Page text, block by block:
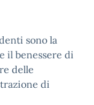
sono la
il benessere di
delle
di